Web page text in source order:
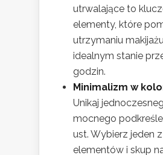
utrwalające to
elementy, które
utrzymaniu
idealnym stanie
godzin.
Minimalizm w
Unikaj
mocnego
ust. Wybierz jeden
elementów i skup